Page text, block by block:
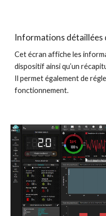
Informations détaillées
Cet écran affiche les
dispositif ainsi qu’un
Il permet également de
fonctionnement.